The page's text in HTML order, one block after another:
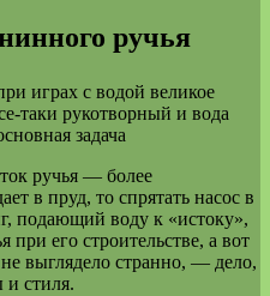
ручья
играх с водой великое
таки рукотворный и вода
задача
ручья — более
в пруд, то спрятать насос в
подающий воду к «истоку»,
его строительстве, а вот
выглядело странно, — дело,
и стиля.